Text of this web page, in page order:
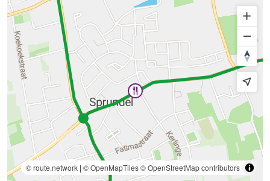
© route.network | © OpenMapTiles© OpenStreetMap contributors